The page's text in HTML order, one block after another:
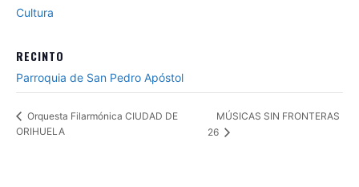
Cultura
RECINTO
Parroquia de San Pedro Apóstol
Orquesta Filarmónica CIUDAD DE
ORIHUELA
MÚSICAS SIN FRONTERAS
26